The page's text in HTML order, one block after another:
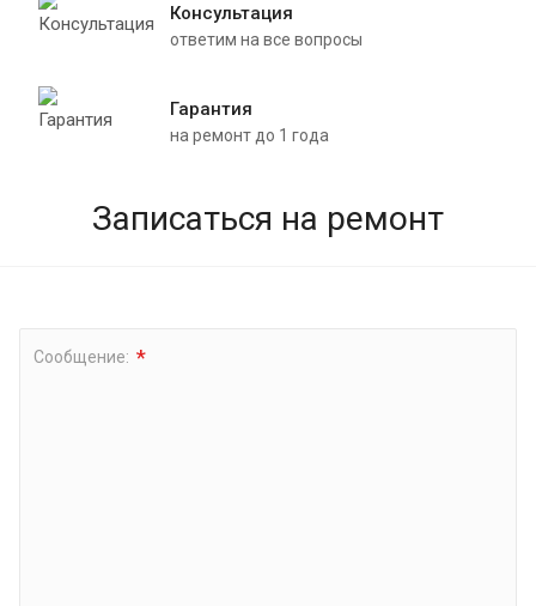
Консультация
ответим на все вопросы
Гарантия
на ремонт до 1 года
Записаться на ремонт
Сообщение: *